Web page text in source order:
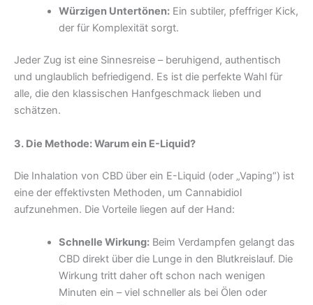
Würzigen Untertönen:Ein subtiler, pfeffriger Kick,
der für Komplexität sorgt.
Jeder Zug ist eine Sinnesreise – beruhigend, authentisch
und unglaublich befriedigend. Es ist die perfekte Wahl für
alle, die den klassischen Hanfgeschmack lieben und
schätzen.
3. Die Methode: Warum ein E-Liquid?
Die Inhalation von CBD über ein E-Liquid (oder „Vaping“) ist
eine der effektivsten Methoden, um Cannabidiol
aufzunehmen. Die Vorteile liegen auf der Hand:
Schnelle Wirkung:Beim Verdampfen gelangt das
CBD direkt über die Lunge in den Blutkreislauf. Die
Wirkung tritt daher oft schon nach wenigen
Minuten ein – viel schneller als bei Ölen oder